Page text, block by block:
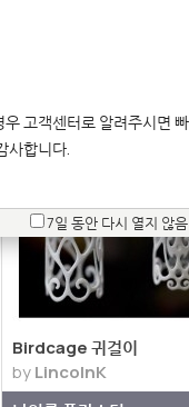
Birdcage 귀걸이
byLincolnK
고객센터로 알려주시면
사합니다.
7일 동안 다시 열지 않음